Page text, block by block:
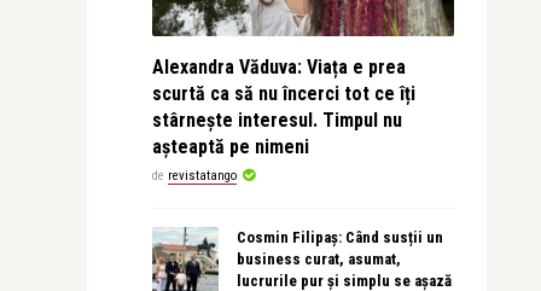
Alexandra Văduva: Viața e prea
scurtă ca să nu încerci tot ce îți
stârnește interesul. Timpul nu
așteaptă pe nimeni
de revistatango
Cosmin Filipaș: Când susții un
business curat, asumat,
lucrurile pur și simplu se așază